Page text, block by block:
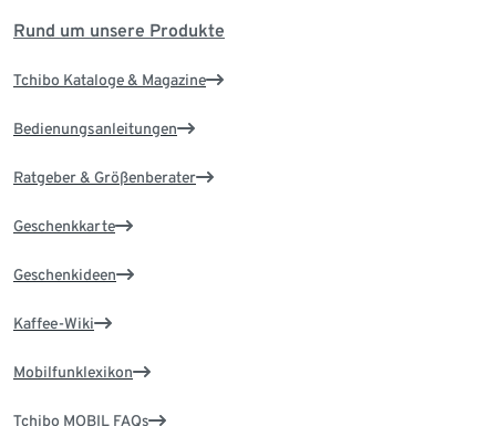
Rund um unsere Produkte
Tchibo Kataloge & Magazine
Bedienungsanleitungen
Ratgeber & Größenberater
Geschenkkarte
Geschenkideen
Kaffee-Wiki
Mobilfunklexikon
Tchibo MOBIL FAQs